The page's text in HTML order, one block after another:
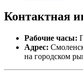
Контактная
Рабочие часы:
Адрес:
на городском